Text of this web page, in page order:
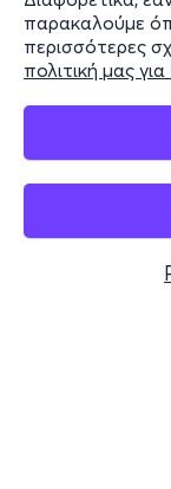
παρακαλούμε
περισσότερες
πολιτική μας
Stay
Mobile app